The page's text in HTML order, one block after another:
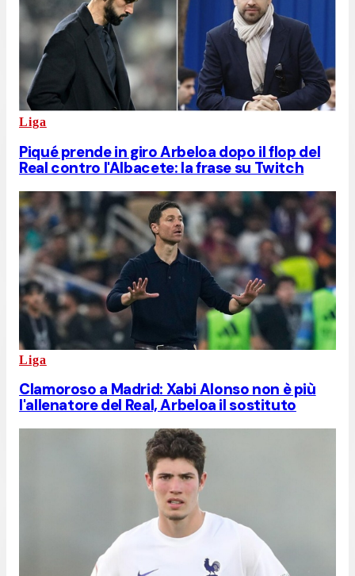
Liga
Piqué prende in giro Arbeloa dopo il flop del
Real contro l'Albacete: la frase su Twitch
Liga
Clamoroso a Madrid: Xabi Alonso non è più
l'allenatore del Real, Arbeloa il sostituto